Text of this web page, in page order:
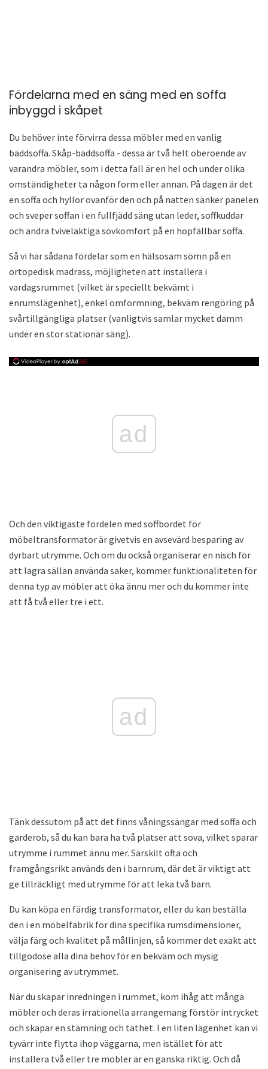
Fördelarna med en säng med en soffa
inbyggd i skåpet
Du behöver inte förvirra dessa möbler med en vanlig
bäddsoffa. Skåp-bäddsoffa - dessa är två helt oberoende av
varandra möbler, som i detta fall är en hel och under olika
omständigheter ta någon form eller annan. På dagen är det
en soffa och hyllor ovanför den och på natten sänker panelen
och sveper soffan i en fullfjädd säng utan leder, soffkuddar
och andra tvivelaktiga sovkomfort på en hopfällbar soffa.
Så vi har sådana fördelar som en hälsosam sömn på en
ortopedisk madrass, möjligheten att installera i
vardagsrummet (vilket är speciellt bekvämt i
enrumslägenhet), enkel omformning, bekväm rengöring på
svårtillgängliga platser (vanligtvis samlar mycket damm
under en stor stationär säng).
ad
Och den viktigaste fördelen med soffbordet för
möbeltransformator är givetvis en avsevärd besparing av
dyrbart utrymme. Och om du också organiserar en nisch för
att lagra sällan använda saker, kommer funktionaliteten för
denna typ av möbler att öka ännu mer och du kommer inte
att få två eller tre i ett.
ad
Tänk dessutom på att det finns våningssängar med soffa och
garderob, så du kan bara ha två platser att sova, vilket sparar
utrymme i rummet ännu mer. Särskilt ofta och
framgångsrikt används den i barnrum, där det är viktigt att
ge tillräckligt med utrymme för att leka två barn.
Du kan köpa en färdig transformator, eller du kan beställa
den i en möbelfabrik för dina specifika rumsdimensioner,
välja färg och kvalitet på mållinjen, så kommer det exakt att
tillgodose alla dina behov för en bekväm och mysig
organisering av utrymmet.
När du skapar inredningen i rummet, kom ihåg att många
möbler och deras irrationella arrangemang förstör intrycket
och skapar en stämning och täthet. I en liten lägenhet kan vi
tyvärr inte flytta ihop väggarna, men istället för att
installera två eller tre möbler är en ganska riktig. Och då